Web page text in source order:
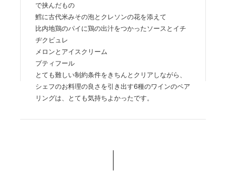
で挟んだもの
鱈に古代米みその泡とクレソンの花を添えて
比内地鶏のパイに鶏の出汁をつかったソースとイチ
ヂクビュレ
メロンとアイスクリーム
プティフール
とても難しい制約条件をきちんとクリアしながら、
シェフのお料理の良さを引き出す6種のワインのペア
リングは、とても気持ちよかったです。